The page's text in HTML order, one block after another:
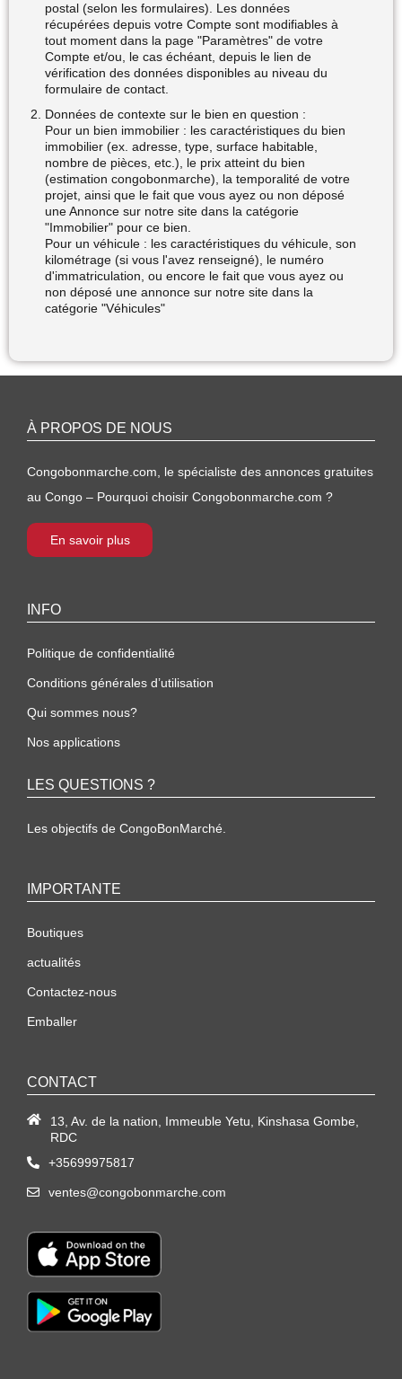
postal (selon les formulaires). Les données
récupérées depuis votre Compte sont modifiables à
tout moment dans la page "Paramètres" de votre
Compte et/ou, le cas échéant, depuis le lien de
vérification des données disponibles au niveau du
formulaire de contact.
Données de contexte sur le bien en question :
Pour un bien immobilier : les caractéristiques du bien
immobilier (ex. adresse, type, surface habitable,
nombre de pièces, etc.), le prix atteint du bien
(estimation congobonmarche), la temporalité de votre
projet, ainsi que le fait que vous ayez ou non déposé
une Annonce sur notre site dans la catégorie
"Immobilier" pour ce bien.
Pour un véhicule : les caractéristiques du véhicule, son
kilométrage (si vous l'avez renseigné), le numéro
d'immatriculation, ou encore le fait que vous ayez ou
non déposé une annonce sur notre site dans la
catégorie "Véhicules"
À PROPOS DE NOUS
Congobonmarche.com, le spécialiste des annonces gratuites
au Congo – Pourquoi choisir Congobonmarche.com ?
En savoir plus
INFO
Politique de confidentialité
Conditions générales d’utilisation
Qui sommes nous?
Nos applications
LES QUESTIONS ?
Les objectifs de CongoBonMarché.
IMPORTANTE
Boutiques
actualités
Contactez-nous
Emballer
CONTACT
13, Av. de la nation, Immeuble Yetu, Kinshasa Gombe,
RDC
+35699975817
ventes@congobonmarche.com